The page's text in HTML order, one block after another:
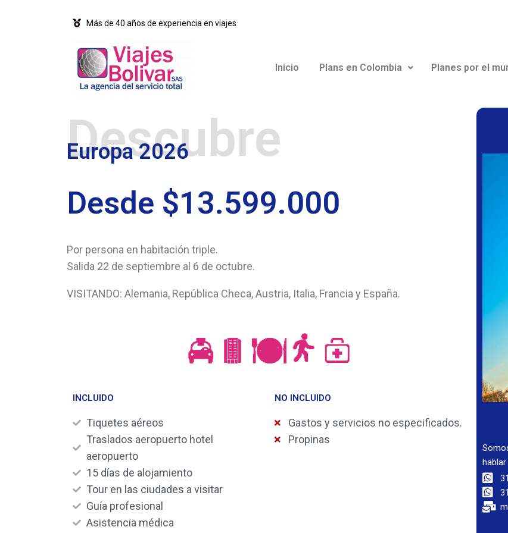
Más de 40 años de experiencia en viajes
Inicio Plans en Colombia Planes por el
Descubre
Europa 2026
Desde $13.599.000
Por persona en habitación triple.
Salida 22 de septiembre al 6 de octubre.
VISITANDO: Alemania, República Checa, Austria, Italia, Francia y España.
INCLUIDO
Tiquetes aéreos
Traslados aeropuerto hotel
aeropuerto
15 días de alojamiento
Tour en las ciudades a visitar
Guía profesional
Asistencia médica
NO INCLUIDO
Gastos y servicios no especificados.
Propinas